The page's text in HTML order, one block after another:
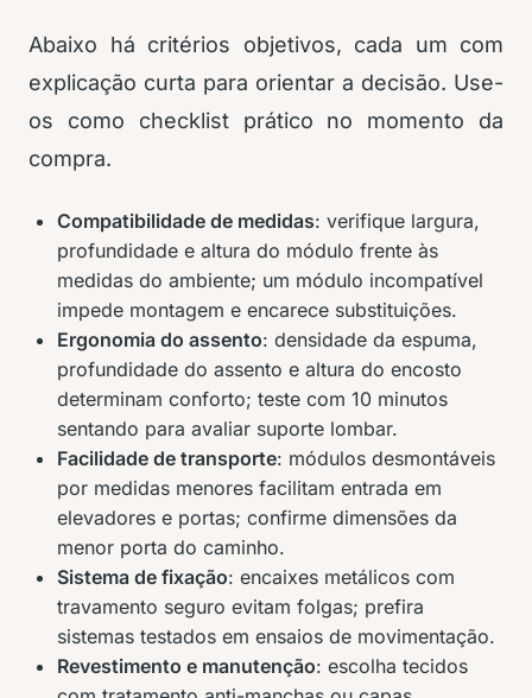
Abaixo há critérios objetivos, cada um com
explicação curta para orientar a decisão. Use-
os como checklist prático no momento da
compra.
Compatibilidade de medidas: verifique largura,
profundidade e altura do módulo frente às
medidas do ambiente; um módulo incompatível
impede montagem e encarece substituições.
Ergonomia do assento: densidade da espuma,
profundidade do assento e altura do encosto
determinam conforto; teste com 10 minutos
sentando para avaliar suporte lombar.
Facilidade de transporte: módulos desmontáveis
por medidas menores facilitam entrada em
elevadores e portas; confirme dimensões da
menor porta do caminho.
Sistema de fixação: encaixes metálicos com
travamento seguro evitam folgas; prefira
sistemas testados em ensaios de movimentação.
Revestimento e manutenção: escolha tecidos